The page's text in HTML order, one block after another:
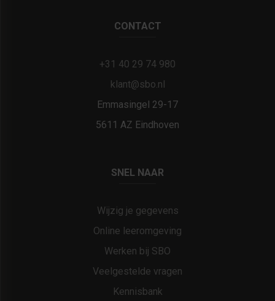
CONTACT
+31 40 29 74 980
klant@sbo.nl
Emmasingel 29-17
5611 AZ Eindhoven
SNEL NAAR
Wijzig je gegevens
Online leeromgeving
Werken bij SBO
Veelgestelde vragen
Kennisbank